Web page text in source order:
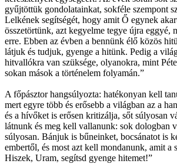
gyűjtöttük gondolatainkat, sokféle szempont
Lelkének segítségét, hogy amit Ő egynek
összetörtünk, azt kegyelme tegye újra eggyé,
erre. Ebben az évben a bennünk élő közös
látjuk és tudjuk, gyenge a hitünk. Pedig a
hitvallókra van szüksége, olyanokra, mint
sokan mások a történelem folyamán.”
A főpásztor hangsúlyozta: hatékonyan kell
mert egyre több és erősebb a világban az a
és a hívőket is erősen kritizálja, sőt súlyosan
látnunk és meg kell vallanunk: sok dologban
súlyosan. Bánjuk is bűneinket, bocsánatot is
embertől, és most azt kell mondanunk, amit a
Hiszek, Uram, segítsd gyenge hitemet!”